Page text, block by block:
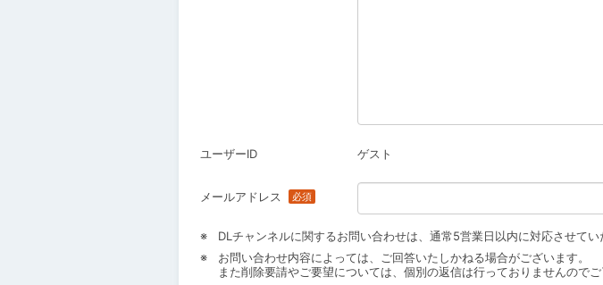
ユーザーID ゲスト
メールアドレス
DLチャンネルに関するお問い合わせは、通常5営業日以内に対応させてい
お問い合わせ内容によっては、ご回答いたしかねる場合がございます。
また削除要請やご要望については、個別の返信は行っておりませんのでご